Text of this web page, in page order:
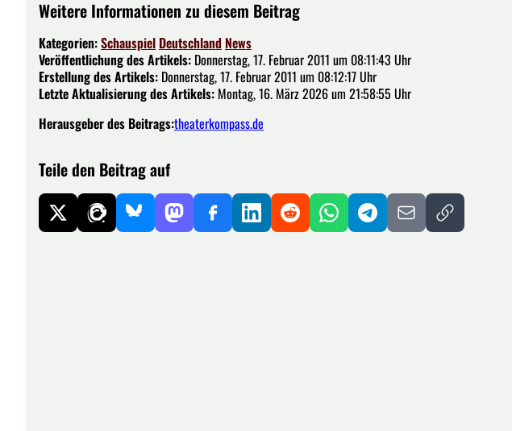
Weitere Informationen zu diesem Beitrag
Kategorien:Schauspiel Deutschland News
Veröffentlichung des Artikels: Donnerstag, 17. Februar 2011 um 08:11:43 Uhr
Erstellung des Artikels: Donnerstag, 17. Februar 2011 um 08:12:17 Uhr
Letzte Aktualisierung des Artikels: Montag, 16. März 2026 um 21:58:55 Uhr
Herausgeber des Beitrags:theaterkompass.de
Teile den Beitrag auf